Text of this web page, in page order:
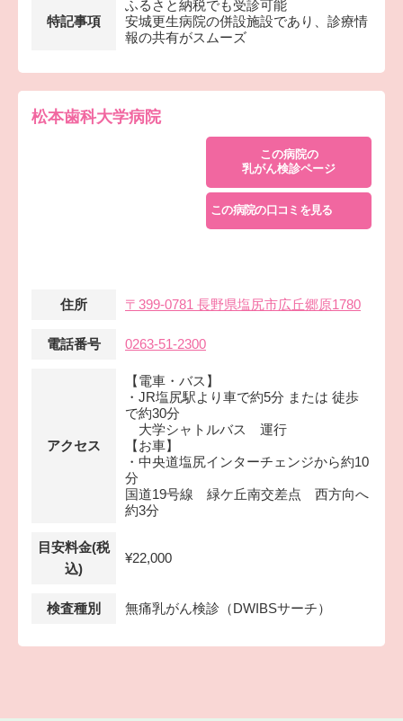
特記事項
ふるさと納税でも受診可能
安城更生病院の併設施設であり、診療情
報の共有がスムーズ
松本歯科大学病院
この病院の
乳がん検診ページ
この病院の口コミを見る
住所 〒399-0781 長野県塩尻市広丘郷原1780
電話番号 0263-51-2300
アクセス
【電車・バス】
・JR塩尻駅より車で約5分 または 徒歩
で約30分
大学シャトルバス 運行
【お車】
・中央道塩尻インターチェンジから約10
分
国道19号線 緑ケ丘南交差点 西方向へ
約3分
目安料金(税
込)
¥22,000
検査種別 無痛乳がん検診（DWIBSサーチ）